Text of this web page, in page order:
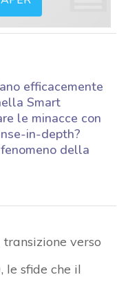
efficacemente
Smart
le minacce con
in-depth?
della
verso
le sfide che il